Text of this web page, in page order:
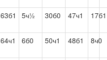
63б1 5ч½ 30б0 47ч1 17б1
64ч1 6б0 50ч1 48б1 8ч0